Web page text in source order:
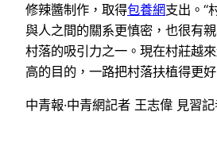
修辣醬制作，取得包養網支出。“
與人之間的關系更慎密，也很有
村落的吸引力之一。現在村莊越
高的目的，一路把村落扶植得更
中青報·中青網記者 王志偉 見習